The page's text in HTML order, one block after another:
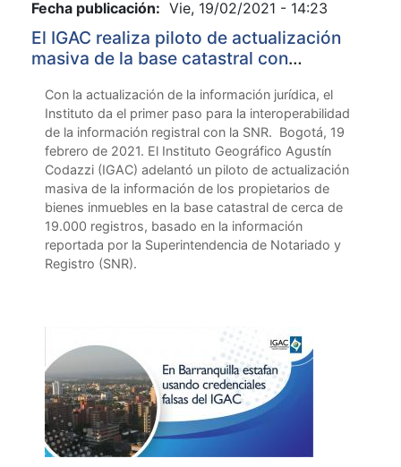
Fecha publicación: Vie, 19/02/2021 - 14:23
El IGAC realiza piloto de actualización
masiva de la base catastral con
Con la actualización de la información jurídica, el
Instituto da el primer paso para la interoperabilidad
de la información registral con la SNR. Bogotá, 19
febrero de 2021. El Instituto Geográfico Agustín
Codazzi (IGAC) adelantó un piloto de actualización
masiva de la información de los propietarios de
bienes inmuebles en la base catastral de cerca de
19.000 registros, basado en la información
reportada por la Superintendencia de Notariado y
Registro (SNR).